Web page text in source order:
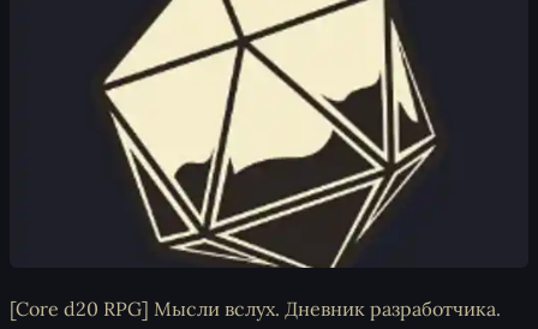
[Core d20 RPG] Мысли вслух. Дневник разработчика.